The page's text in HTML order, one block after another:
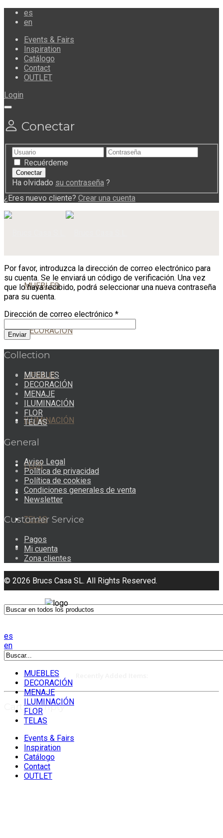
es
en
Events & Fairs
Inspiration
Catálogo
Contact
OUTLET
Login
Conectar
Recuérdeme
Ha olvidado su contraseña ?
¿Eres nuevo cliente? Crear una cuenta
MUEBLES
DECORACIÓN
MENAJE
ILUMINACIÓN
FLOR
TELAS
0
Cart is Empty
Por favor, introduzca la dirección de correo electrónico para
su cuenta. Se le enviará un código de verificación. Una vez
que lo haya recibido, podrá seleccionar una nueva contraseña
para su cuenta.
Dirección de correo electrónico *
Enviar
Collection
MUEBLES
DECORACIÓN
MENAJE
ILUMINACIÓN
FLOR
TELAS
General
Aviso Legal
Política de privacidad
Política de cookies
Condiciones generales de venta
Newsletter
Customer Service
Pagos
Mi cuenta
Zona clientes
© 2026 Brucs Casa SL. All Rights Reserved.
es
en
MUEBLES
DECORACIÓN
MENAJE
ILUMINACIÓN
FLOR
TELAS
Events & Fairs
Inspiration
Catálogo
Contact
OUTLET